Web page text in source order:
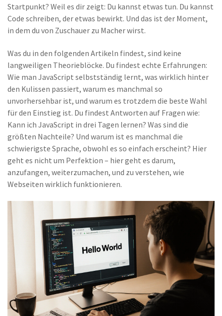
Startpunkt? Weil es dir zeigt: Du kannst etwas tun. Du kannst
Code schreiben, der etwas bewirkt. Und das ist der Moment,
in dem du von Zuschauer zu Macher wirst.
Was du in den folgenden Artikeln findest, sind keine
langweiligen Theorieblöcke. Du findest echte Erfahrungen:
Wie man JavaScript selbstständig lernt, was wirklich hinter
den Kulissen passiert, warum es manchmal so
unvorhersehbar ist, und warum es trotzdem die beste Wahl
für den Einstieg ist. Du findest Antworten auf Fragen wie:
Kann ich JavaScript in drei Tagen lernen? Was sind die
größten Nachteile? Und warum ist es manchmal die
schwierigste Sprache, obwohl es so einfach erscheint? Hier
geht es nicht um Perfektion – hier geht es darum,
anzufangen, weiterzumachen, und zu verstehen, wie
Webseiten wirklich funktionieren.